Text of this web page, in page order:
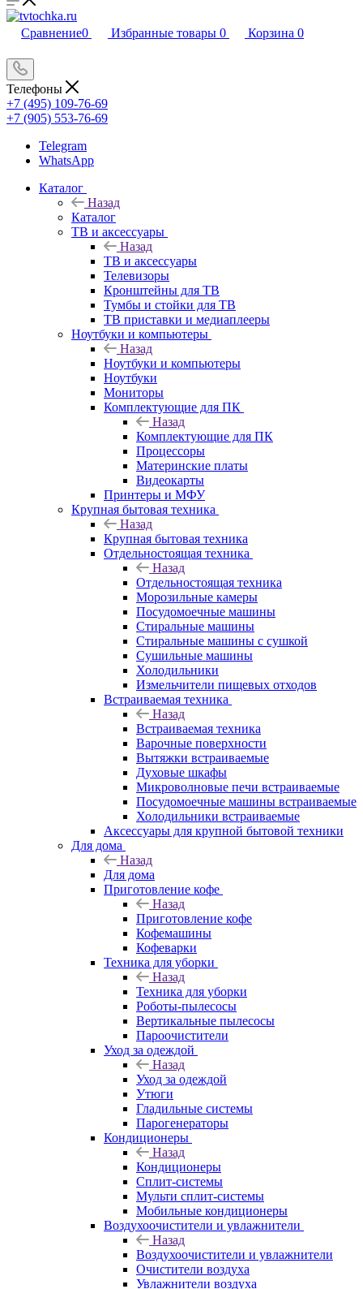
Сравнение0 Избранные товары 0 Корзина 0
Телефоны
+7 (495) 109-76-69
+7 (905) 553-76-69
Telegram
WhatsApp
Каталог
Назад
Каталог
ТВ и аксессуары
Назад
ТВ и аксессуары
Телевизоры
Кронштейны для ТВ
Тумбы и стойки для ТВ
ТВ приставки и медиаплееры
Ноутбуки и компьютеры
Назад
Ноутбуки и компьютеры
Ноутбуки
Мониторы
Комплектующие для ПК
Назад
Комплектующие для ПК
Процессоры
Материнские платы
Видеокарты
Принтеры и МФУ
Крупная бытовая техника
Назад
Крупная бытовая техника
Отдельностоящая техника
Назад
Отдельностоящая техника
Морозильные камеры
Посудомоечные машины
Стиральные машины
Стиральные машины с сушкой
Сушильные машины
Холодильники
Измельчители пищевых отходов
Встраиваемая техника
Назад
Встраиваемая техника
Варочные поверхности
Вытяжки встраиваемые
Духовые шкафы
Микроволновые печи встраиваемые
Посудомоечные машины встраиваемые
Холодильники встраиваемые
Аксессуары для крупной бытовой техники
Для дома
Назад
Для дома
Приготовление кофе
Назад
Приготовление кофе
Кофемашины
Кофеварки
Техника для уборки
Назад
Техника для уборки
Роботы-пылесосы
Вертикальные пылесосы
Пароочистители
Уход за одеждой
Назад
Уход за одеждой
Утюги
Гладильные системы
Парогенераторы
Кондиционеры
Назад
Кондиционеры
Сплит-системы
Мульти сплит-системы
Мобильные кондиционеры
Воздухоочистители и увлажнители
Назад
Воздухоочистители и увлажнители
Очистители воздуха
Увлажнители воздуха